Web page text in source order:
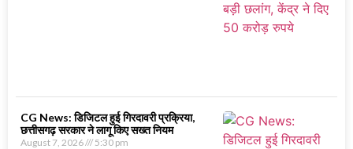
CG News: डिजिटल हुई गिरदावरी प्रक्रिया,
छत्तीसगढ़ सरकार ने लागू किए सख्त नियम
August 7, 2026 5:30 pm